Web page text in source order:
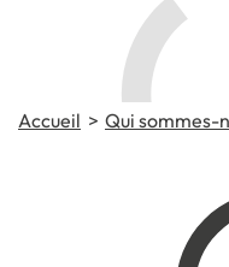
Accueil Qui sommes-